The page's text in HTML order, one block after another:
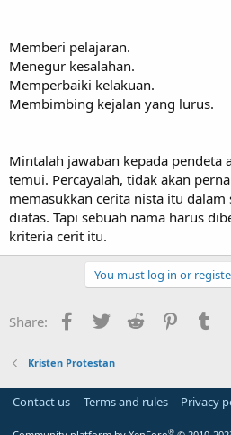
Memberi pelajaran.
Menegur kesalahan.
Memperbaiki kelakuan.
Membimbing kejalan yang lurus.
Mintalah jawaban kepada pendeta
temui. Percayalah, tidak akan
memasukkan cerita nista itu dalam
diatas. Tapi sebuah nama harus
kriteria cerit itu.
You must log in or
Share: Facebook
Twitter Reddit
Kristen Protestan
Contact us Terms and rules Privacy
®